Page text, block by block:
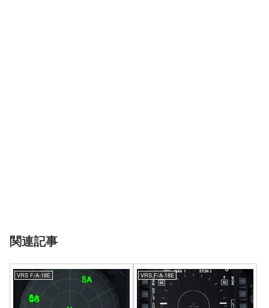
関連記事
VRS F/A-18E VRS F/A-18E